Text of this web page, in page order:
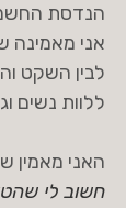
הנדסת
אני מאמינה
לבין השקט
ללוות נשים
האני מאמין
חשוב לי